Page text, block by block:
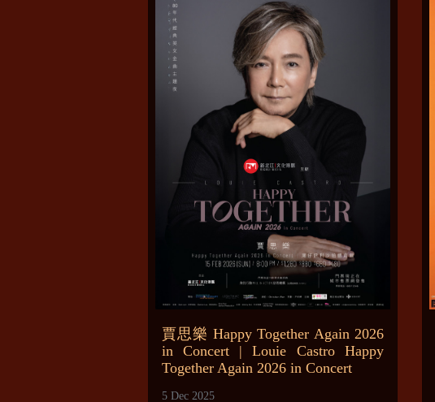
賈思樂 Happy Together Again 2026
in Concert | Louie Castro Happy
Together Again 2026 in Concert
5 Dec 2025